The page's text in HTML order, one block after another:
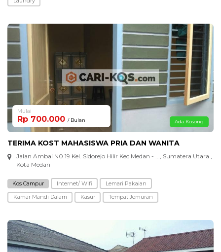
Mulai
Rp 700.000 / Bulan Ada Kosong
TERIMA KOST MAHASISWA PRIA DAN WANITA
Jalan Ambai N0.19 Kel. Sidorejo Hilir Kec Medan - ..., Sumatera Utara ,
Kota Medan
Kos Campur Internet/ Wifi
Lemari Pakaian
Kamar Mandi Dalam
Kasur Tempat Jemuran